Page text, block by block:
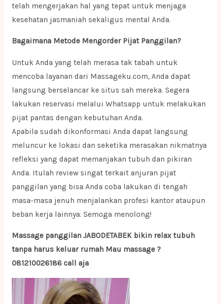
telah mengerjakan hal yang tepat untuk menjaga
kesehatan jasmaniah sekaligus mental Anda.
Bagaimana Metode Mengorder Pijat Panggilan?
Untuk Anda yang telah merasa tak tabah untuk
mencoba layanan dari Massageku.com, Anda dapat
langsung berselancar ke situs sah mereka. Segera
lakukan reservasi melalui Whatsapp untuk melakukan
pijat pantas dengan kebutuhan Anda.
Apabila sudah dikonformasi Anda dapat langsung
meluncur ke lokasi dan seketika merasakan nikmatnya
refleksi yang dapat memanjakan tubuh dan pikiran
Anda. Itulah review singat terkait anjuran pijat
panggilan yang bisa Anda coba lakukan di tengah
masa-masa jenuh menjalankan profesi kantor ataupun
beban kerja lainnya. Semoga menolong!
Massage panggilan JABODETABEK bikin relax tubuh
tanpa harus keluar rumah Mau massage ?
081210026186 call aja